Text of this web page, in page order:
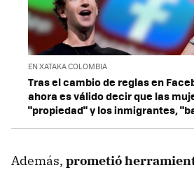
EN XATAKA COLOMBIA
Tras el cambio de reglas en
ahora es válido decir que las
"propiedad" y los inmigrantes,
Además, prometió